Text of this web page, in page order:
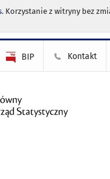
. Korzystanie z witryny bez
BIP Kontakt